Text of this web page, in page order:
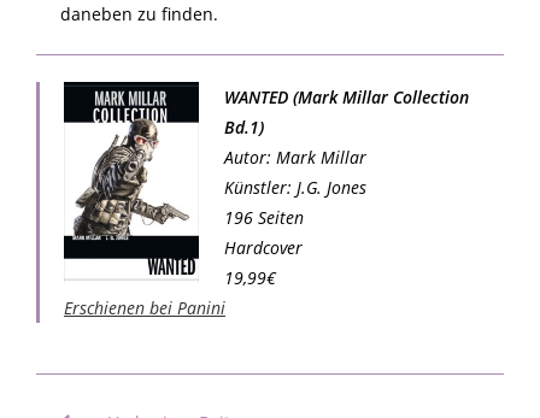
daneben zu finden.
WANTED (Mark Millar Collection
Bd.1)
Autor: Mark Millar
Künstler: J.G. Jones
196 Seiten
Hardcover
19,99€
Erschienen bei Panini